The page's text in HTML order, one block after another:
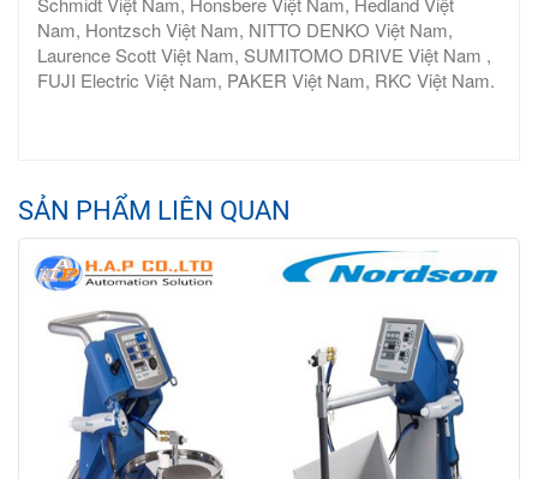
Nam, Hontzsch Việt Nam, NITTO DENKO Việt Nam,
Laurence Scott Việt Nam, SUMITOMO DRIVE Việt Nam ,
FUJI Electric Việt Nam, PAKER Việt Nam, RKC Việt Nam.
SẢN PHẨM LIÊN QUAN